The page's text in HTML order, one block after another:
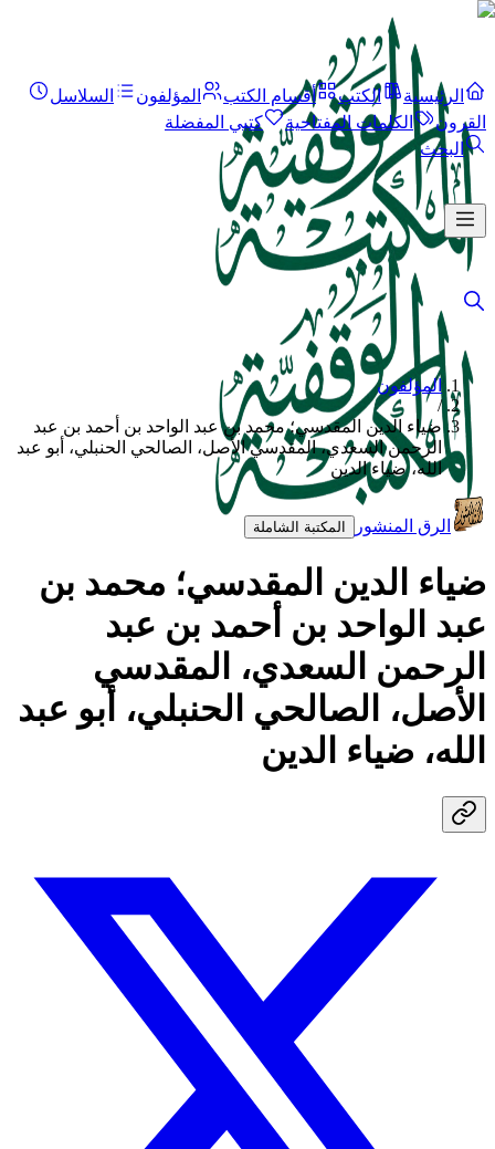
الرئيسية الكتب أقسام الكتب المؤلفون
السلاسل
القرون
الكلمات المفتاحية
كتبي المفضلة
البحث
المؤلفون
/
ضياء الدين المقدسي؛ محمد بن عبد الواحد بن أحمد بن عبد
الرحمن السعدي، المقدسي الأصل، الصالحي الحنبلي، أبو عبد
الله، ضياء الدين
الرق المنشور المكتبة الشاملة
ضياء الدين المقدسي؛ محمد بن
عبد الواحد بن أحمد بن عبد
الرحمن السعدي، المقدسي
الأصل، الصالحي الحنبلي، أبو عبد
الله، ضياء الدين